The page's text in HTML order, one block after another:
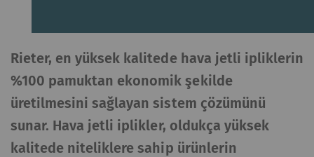
Rieter, en yüksek kalitede hava jetli ipliklerin
%100 pamuktan ekonomik şekilde
üretilmesini sağlayan sistem çözümünü
sunar. Hava jetli iplikler, oldukça yüksek
kalitede niteliklere sahip ürünlerin